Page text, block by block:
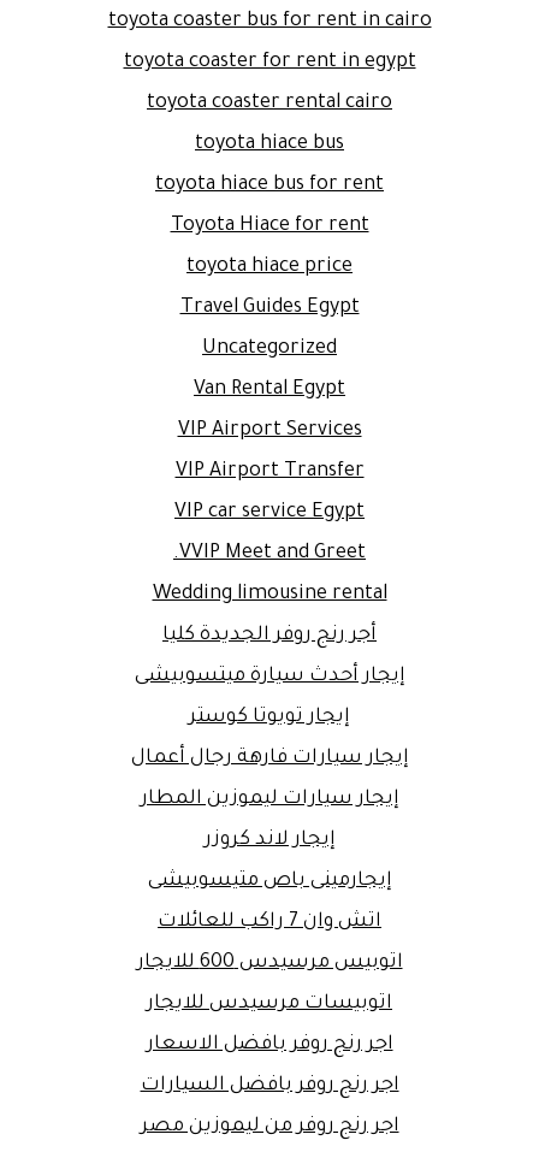
toyota coaster bus for rent in cairo
toyota coaster for rent in egypt
toyota coaster rental cairo
toyota hiace bus
toyota hiace bus for rent
Toyota Hiace for rent
toyota hiace price
Travel Guides Egypt
Uncategorized
Van Rental Egypt
VIP Airport Services
VIP Airport Transfer
VIP car service Egypt
VVIP Meet and Greet.
Wedding limousine rental
أجر رنج روفر الجديدة كليا
إيجار أحدث سيارة ميتسوبيشى
إيجار تويوتا كوستر
إيجار سيارات فارهة رجال أعمال
إيجار سيارات ليموزين المطار
إيجار لاند كروزر
إيجارمينى باص متيسوبيشى
اتش وان 7 راكب للعائلات
اتوبيس مرسيدس 600 للايجار
اتوبيسات مرسيدس للايجار
اجر رنج روفر بافضل الاسعار
اجر رنج روفر بافضل السيارات
اجر رنج روفر من ليموزين مصر